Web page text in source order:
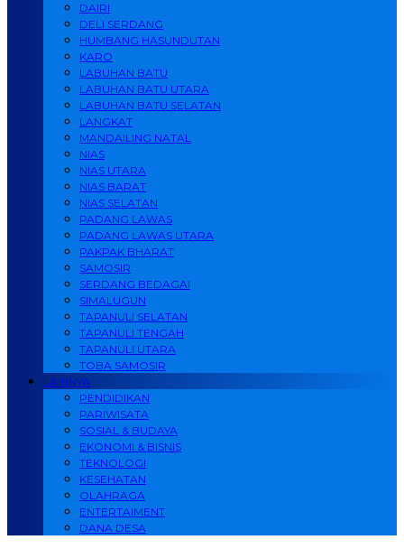
DAIRI
DELI SERDANG
HUMBANG HASUNDUTAN
KARO
LABUHAN BATU
LABUHAN BATU UTARA
LABUHAN BATU SELATAN
LANGKAT
MANDAILING NATAL
NIAS
NIAS UTARA
NIAS BARAT
NIAS SELATAN
PADANG LAWAS
PADANG LAWAS UTARA
PAKPAK BHARAT
SAMOSIR
SERDANG BEDAGAI
SIMALUGUN
TAPANULI SELATAN
TAPANULI TENGAH
TAPANULI UTARA
TOBA SAMOSIR
LAINNYA
PENDIDIKAN
PARIWISATA
SOSIAL & BUDAYA
EKONOMI & BISNIS
TEKNOLOGI
KESEHATAN
OLAHRAGA
ENTERTAIMENT
DANA DESA